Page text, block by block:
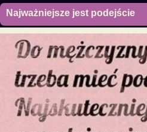
Najważniejsze jest podejście